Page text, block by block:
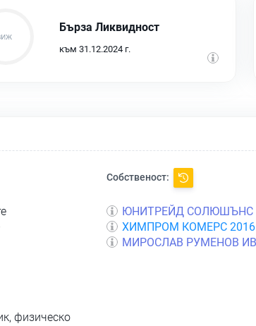
Бърза Ликвидност
към 31.12.2024 г.
Собственост:
ЮНИТРЕЙД СОЛЮШЪНС
ХИМПРОМ КОМЕРС 2016
МИРОСЛАВ РУМЕНОВ
физическо